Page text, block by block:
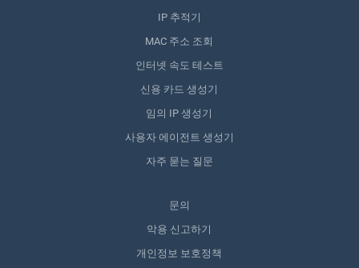
IP 추적기
MAC 주소 조회
인터넷 속도 테스트
신용 카드 생성기
임의 IP 생성기
사용자 에이전트 생성기
자주 묻는 질문
문의
악용 신고하기
개인정보 보호정책